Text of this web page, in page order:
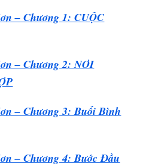
– Chương 1: CUỘC
– Chương 2: NƠI
– Chương 3: Buổi Bình
– Chương 4: Bước Đầu